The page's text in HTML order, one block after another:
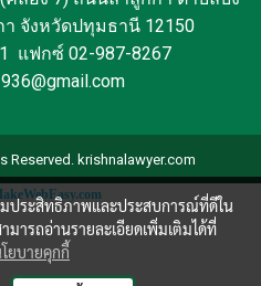
จังหวัดปทุมธานี 12150
แฟกซ์ 02-987-8267
Reserved. krishnalawyer.com
มประสิทธิภาพและประสบการณ์ที่ดีใน
มารถอ่านรายละเอียดเพิ่มเติมได้ที่
ยบายคุกกี้